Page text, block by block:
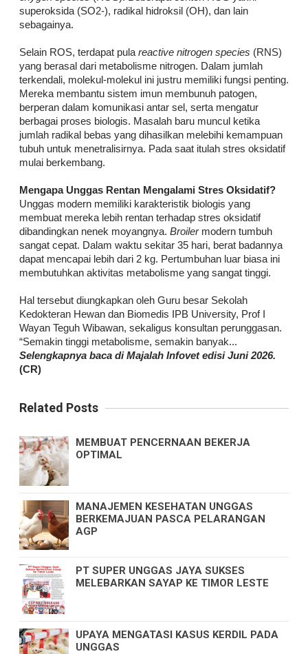
superoksida (SO2-), radikal hidroksil (OH), dan lain
sebagainya.
Selain ROS, terdapat pula reactive nitrogen species (RNS)
yang berasal dari metabolisme nitrogen. Dalam jumlah
terkendali, molekul-molekul ini justru memiliki fungsi penting.
Mereka membantu sistem imun membunuh patogen,
berperan dalam komunikasi antar sel, serta mengatur
berbagai proses biologis. Masalah baru muncul ketika
jumlah radikal bebas yang dihasilkan melebihi kemampuan
tubuh untuk menetralisirnya. Pada saat itulah stres oksidatif
mulai berkembang.
Mengapa Unggas Rentan Mengalami Stres Oksidatif?
Unggas modern memiliki karakteristik biologis yang
membuat mereka lebih rentan terhadap stres oksidatif
dibandingkan nenek moyangnya. Broilermodern tumbuh
sangat cepat. Dalam waktu sekitar 35 hari, berat badannya
dapat mencapai lebih dari 2 kg. Pertumbuhan luar biasa ini
membutuhkan aktivitas metabolisme yang sangat tinggi.
Hal tersebut diungkapkan oleh Guru besar Sekolah
Kedokteran Hewan dan Biomedis IPB University, Prof I
Wayan Teguh Wibawan, sekaligus konsultan perunggasan.
“Semakin tinggi metabolisme, semakin banyak...
Selengkapnya baca di Majalah Infovet edisi Juni 2026.
(CR)
Related Posts
MEMBUAT PENCERNAAN BEKERJA
OPTIMAL
MANAJEMEN KESEHATAN UNGGAS
BERKEMAJUAN PASCA PELARANGAN
AGP
PT SUPER UNGGAS JAYA SUKSES
MELEBARKAN SAYAP KE TIMOR LESTE
UPAYA MENGATASI KASUS KERDIL PADA
UNGGAS